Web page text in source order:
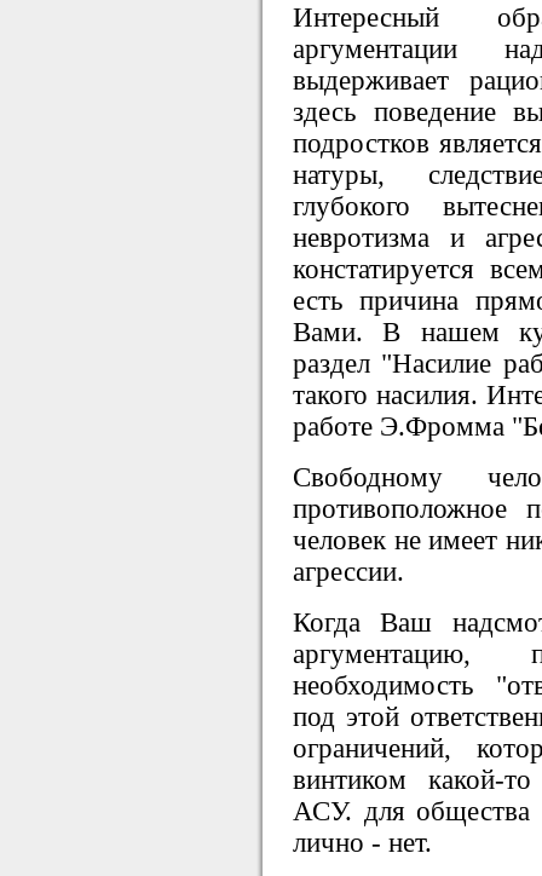
Интересный
аргументации
выдерживает
здесь поведение
подростков
натуры,
глубокого
невротизма и
констатируется
есть причина
Вами. В нашем
раздел "Насилие
такого насилия.
работе Э.Фромма
Свободному
противоположное
человек не имеет
агрессии.
Когда Ваш
аргументацию,
необходимость
под этой
ограничений,
винтиком какой-
АСУ. для общества
лично - нет.